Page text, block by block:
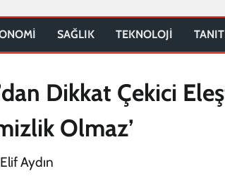
SAĞLIK TEKNOLOJİ
Dikkat Çekici
Olmaz’
Elif Aydın